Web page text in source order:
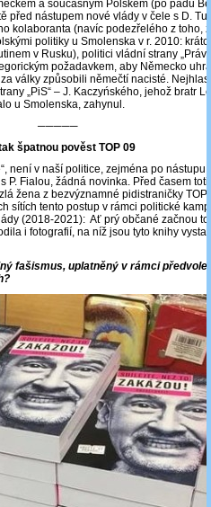
a současným Polskem (po pádu
před nástupem nové vlády v čele s D.
kolaboranta (navíc podezřelého z toho,
politiky u Smolenska v r. 2010:
v Rusku), politici vládní strany
požadavkem, aby Německo
války způsobili němečtí nacisté.
„PiS“ – J. Kaczyńského, jehož bratr
u Smolenska, zahynul.
─────
špatnou pověst TOP 09
není v naší politice, zejména po nástupu
P. Fialou, žádná novinka. Před časem
žena z bezvýznamné pidistraničky TOP
sítích tento postup v rámci politické
(2018-2021): Ať prý občané začnou
i fotografií, na níž jsou tyto knihy
fašismus, uplatněný v rámci